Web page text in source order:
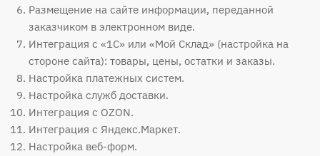
Размещение на сайте информации, переданной
заказчиком в электронном виде.
Интеграция с «1С» или «Мой Склад» (настройка на
стороне сайта): товары, цены, остатки и заказы.
Настройка платежных систем.
Настройка служб доставки.
Интеграция с OZON.
Интеграция с Яндекс.Маркет.
Настройка веб-форм.